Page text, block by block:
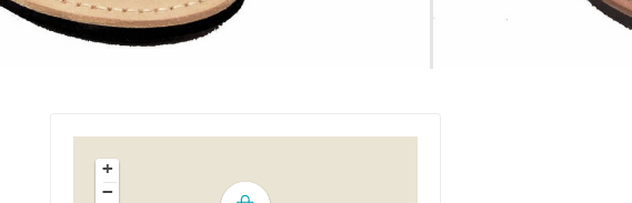
+
−